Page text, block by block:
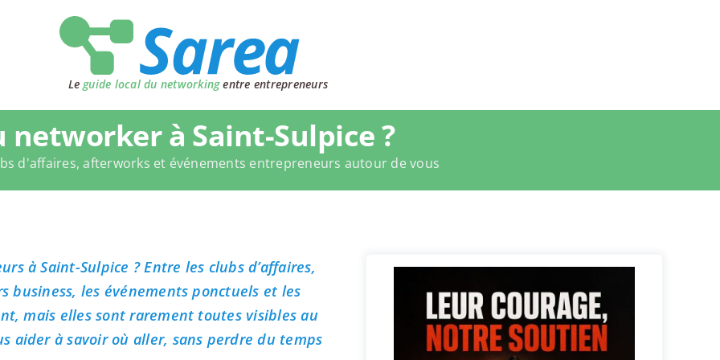
Le guide local du networkingentre entrepreneurs
networker à Saint-Sulpice ?
d'affaires, afterworks et événements entrepreneurs autour de vous
à Saint-Sulpice ? Entre les clubs d’affaires,
business, les événements ponctuels et les
mais elles sont rarement toutes visibles au
aider à savoir où aller, sans perdre du temps